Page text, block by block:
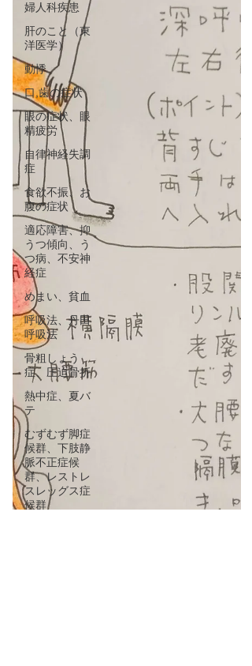
婦人科疾患
肝のこと（東
洋医学）
動悸
口,歯の症状
眼の症状、眼
精疲労
自律神経失調
症
食欲不振、お
腹の症状
適応障害、抑
うつ傾向、う
つ病、不安神
経症
めまい、貧血
呼吸法、丹田
呼吸法
骨粗しょう
症、圧迫骨折
熱中症、夏バ
テ
むずむず脚症
候群、下肢静
脈不正症候
群、レストレ
スレッグス症
候群